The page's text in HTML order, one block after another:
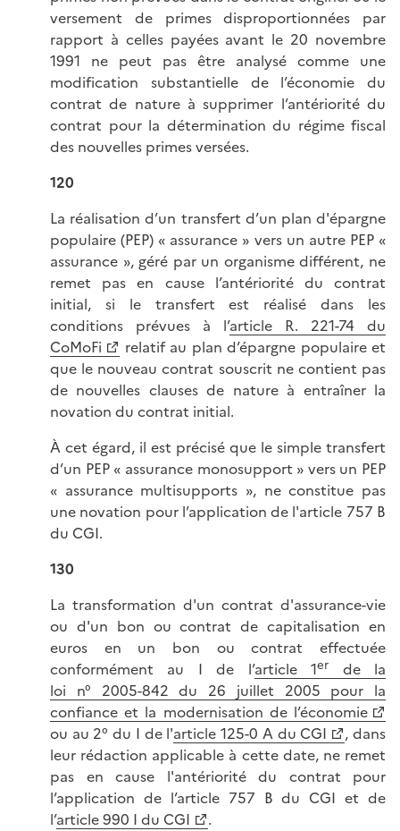
versement de primes disproportionnées par
rapport à celles payées avant le 20 novembre
1991 ne peut pas être analysé comme une
modification substantielle de l’économie du
contrat de nature à supprimer l’antériorité du
contrat pour la détermination du régime fiscal
des nouvelles primes versées.
120
La réalisation d’un transfert d’un plan d'épargne
populaire (PEP) « assurance » vers un autre PEP «
assurance », géré par un organisme différent, ne
remet pas en cause l’antériorité du contrat
initial, si le transfert est réalisé dans les
conditions prévues à l’article R. 221-74 du
CoMoFi
relatif au plan d’épargne populaire et
que le nouveau contrat souscrit ne contient pas
de nouvelles clauses de nature à entraîner la
novation du contrat initial.
À cet égard, il est précisé que le simple transfert
d’un PEP « assurance monosupport » vers un PEP
« assurance multisupports », ne constitue pas
une novation pour l’application de l'article 757 B
du CGI.
130
La transformation d'un contrat d'assurance-vie
ou d'un bon ou contrat de capitalisation en
euros en un bon ou contrat effectuée
conformément au I de l’article 1er
de la
loi n° 2005-842 du 26 juillet 2005 pour la
confiance et la modernisation de l’économie
ou au 2° du I de l'article 125-0 A du CGI
, dans
leur rédaction applicable à cette date, ne remet
pas en cause l'antériorité du contrat pour
l’application de l’article 757 B du CGI et de
l’article 990 I du CGI
.